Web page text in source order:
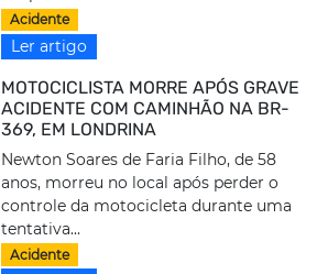
Acidente
Ler artigo
MOTOCICLISTA MORRE APÓS GRAVE
ACIDENTE COM CAMINHÃO NA BR-
369, EM LONDRINA
Newton Soares de Faria Filho, de 58
anos, morreu no local após perder o
controle da motocicleta durante uma
tentativa...
Acidente